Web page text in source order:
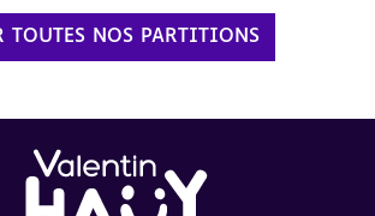
TOUTES NOS PARTITIONS